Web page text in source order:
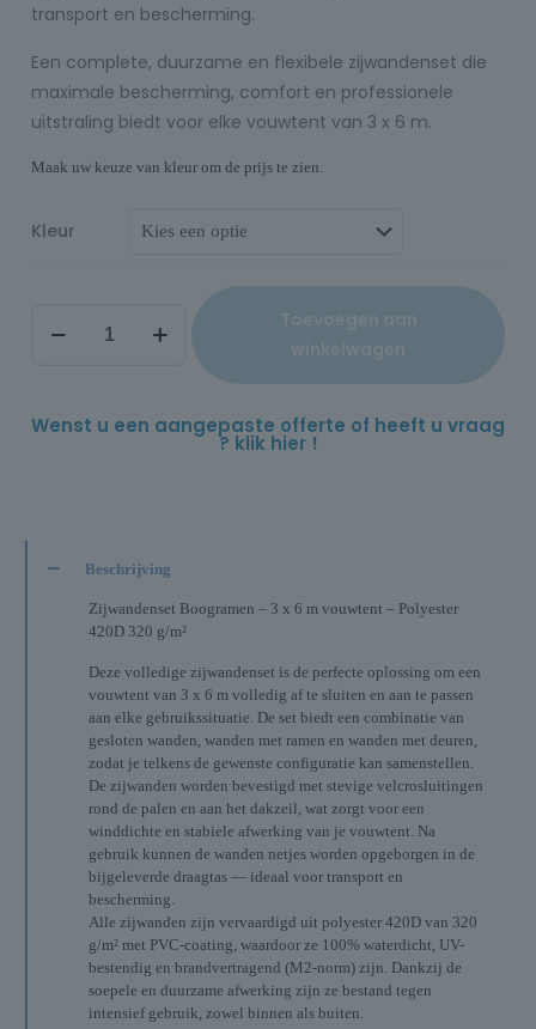
transport en bescherming.
Een complete, duurzame en flexibele zijwandenset die
maximale bescherming, comfort en professionele
uitstraling biedt voor elke vouwtent van 3 x 6 m.
Maak uw keuze van kleur om de prijs te zien.
Kleur
Wenst u een aangepaste offerte of heeft u vraag
? klik hier !
Beschrijving
Zijwandenset Boogramen – 3 x 6 m vouwtent – Polyester
420D 320 g/m²
Deze volledige zijwandenset is de perfecte oplossing om een
vouwtent van 3 x 6 m volledig af te sluiten en aan te passen
aan elke gebruikssituatie. De set biedt een combinatie van
gesloten wanden, wanden met ramen en wanden met deuren,
zodat je telkens de gewenste configuratie kan samenstellen.
De zijwanden worden bevestigd met stevige velcrosluitingen
rond de palen en aan het dakzeil, wat zorgt voor een
winddichte en stabiele afwerking van je vouwtent. Na
gebruik kunnen de wanden netjes worden opgeborgen in de
bijgeleverde draagtas — ideaal voor transport en
bescherming.
Alle zijwanden zijn vervaardigd uit polyester 420D van 320
g/m² met PVC-coating, waardoor ze 100% waterdicht, UV-
bestendig en brandvertragend (M2-norm) zijn. Dankzij de
soepele en duurzame afwerking zijn ze bestand tegen
intensief gebruik, zowel binnen als buiten.